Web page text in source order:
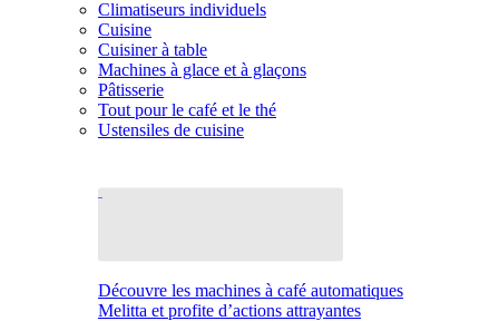
Climatiseurs individuels
Cuisine
Cuisiner à table
Machines à glace et à glaçons
Pâtisserie
Tout pour le café et le thé
Ustensiles de cuisine
Découvre les machines à café automatiques
Melitta et profite d’actions attrayantes